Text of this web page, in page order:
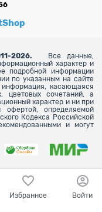
2026.
Все данные,
характер и
подробной информации
по указанным на сайте
касающаяся
цветовых сочетаний, а
характер и ни при
офертой, определяемой
Кодекса Российской
и могут
Избранное Войти